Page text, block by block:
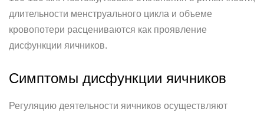
длительности менструального цикла и объеме
кровопотери расцениваются как проявление
дисфункции яичников.
Симптомы дисфункции яичников
Регуляцию деятельности яичников осуществляют